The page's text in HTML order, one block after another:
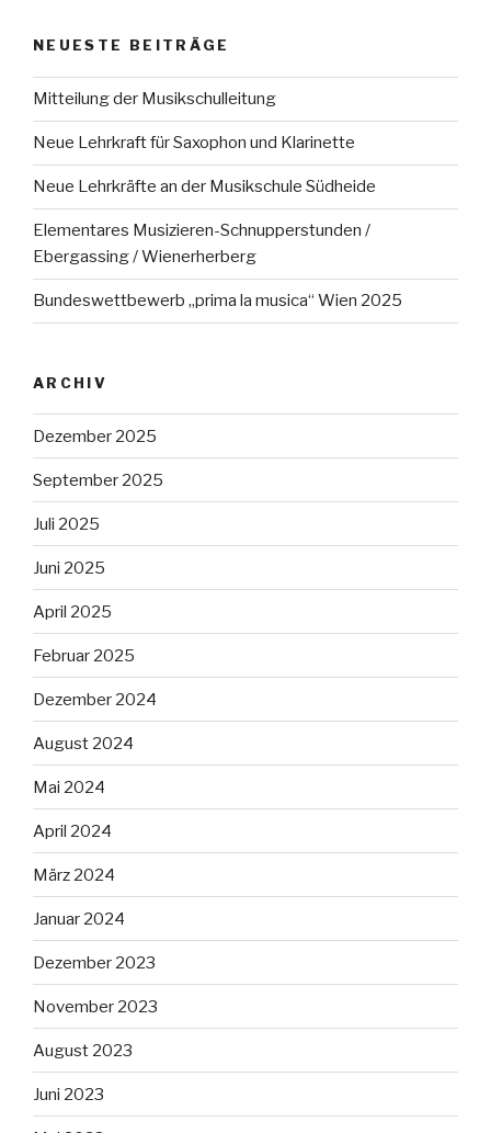
NEUESTE BEITRÄGE
Mitteilung der Musikschulleitung
Neue Lehrkraft für Saxophon und Klarinette
Neue Lehrkräfte an der Musikschule Südheide
Elementares Musizieren-Schnupperstunden /
Ebergassing / Wienerherberg
Bundeswettbewerb „prima la musica“ Wien 2025
ARCHIV
Dezember 2025
September 2025
Juli 2025
Juni 2025
April 2025
Februar 2025
Dezember 2024
August 2024
Mai 2024
April 2024
März 2024
Januar 2024
Dezember 2023
November 2023
August 2023
Juni 2023